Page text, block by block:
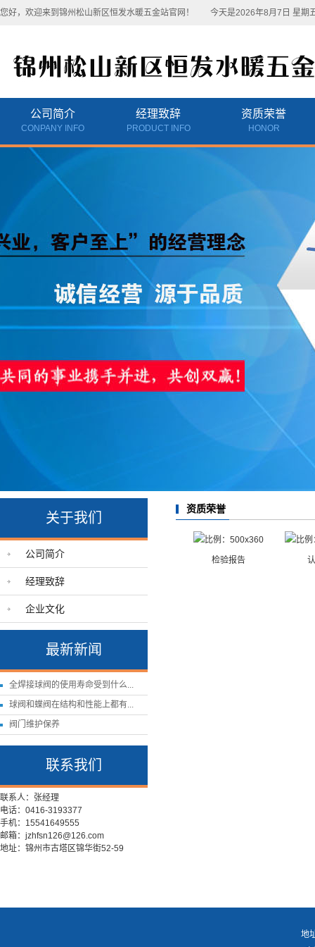
您好，欢迎来到锦州松山新区恒发水暖五金站官网！ 今天是2026年8月7日 星期
公司简介
CONPANY INFO
经理致辞
PRODUCT INFO
资质荣誉
HONOR
关于我们
公司简介
经理致辞
企业文化
最新新闻
全焊接球阀的使用寿命受到什么...
球阀和蝶阀在结构和性能上都有...
阀门维护保养
联系我们
联系人：张经理
电话：0416-3193377
手机：15541649555
邮箱：jzhfsn126@126.com
地址：锦州市古塔区锦华街52-59
资质荣誉
检验报告
地